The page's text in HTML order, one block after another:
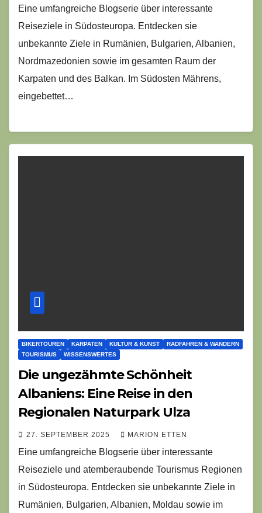
Eine umfangreiche Blogserie über interessante
Reiseziele in Südosteuropa. Entdecken sie
unbekannte Ziele in Rumänien, Bulgarien, Albanien,
Nordmazedonien sowie im gesamten Raum der
Karpaten und des Balkan. Im Südosten Mährens,
eingebettet…
BIKERTOUREN KARPATEN KULTUR & KUNST
RADFAHREN & WANDERN
TOURISMUS
WISSENSWERTES
Die ungezähmte Schönheit
Albaniens: Eine Reise in den
Regionalen Naturpark Ulza
27. SEPTEMBER 2025 MARION ETTEN
Eine umfangreiche Blogserie über interessante
Reiseziele und atemberaubende Tourismus Regionen
in Südosteuropa. Entdecken sie unbekannte Ziele in
Rumänien, Bulgarien, Albanien, Moldau sowie im